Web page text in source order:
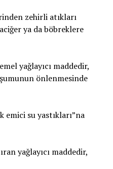
zehirli atıkları
ya da böbreklere
yağlayıcı maddedir,
önlenmesinde
emici su yastıkları”na
yağlayıcı maddedir,